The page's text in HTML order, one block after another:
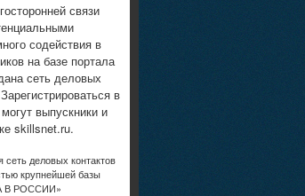
связи
содействия в
на базе портала
сеть деловых
в
выпускники и
skillsnet.ru.
деловых контактов
крупнейшей базы
В РОССИИ»